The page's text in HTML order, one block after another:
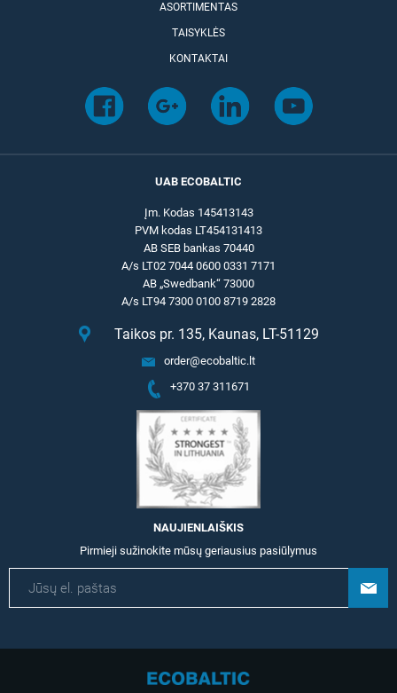
ASORTIMENTAS
TAISYKLĖS
KONTAKTAI
UAB ECOBALTIC
Įm. Kodas 145413143
PVM kodas LT454131413
AB SEB bankas 70440
A/s LT02 7044 0600 0331 7171
AB „Swedbank“ 73000
A/s LT94 7300 0100 8719 2828
Taikos pr. 135, Kaunas, LT-51129
order@ecobaltic.lt
+370 37 311671
NAUJIENLAIŠKIS
Pirmieji sužinokite mūsų geriausius pasiūlymus